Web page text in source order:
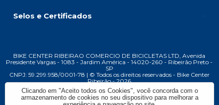
Selos e Certificados
BIKE CENTER RIBEIRAO COMERCIO DE BICICLETAS LTD, Avenida
Presidente Vargas - 1083 - Jardim América - 14020-260 - Ribeirão Preto -
SP
CNPJ: 59.299.958/0001-78 | © Todos os direitos reservados - Bike Center
Ribeirão - 2026
Clicando em "Aceito todos os Cookies", você concorda com o
armazenamento de cookies no seu dispositivo para melhorar a